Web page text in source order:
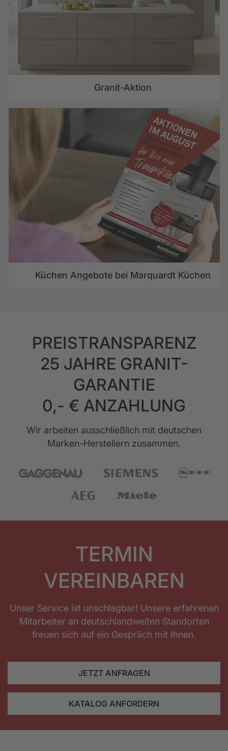
Granit-Aktion
Küchen Angebote bei Marquardt Küchen
PREISTRANSPARENZ
25 JAHRE GRANIT-
GARANTIE
0,- € ANZAHLUNG
Wir arbeiten ausschließlich mit deutschen
Marken-Herstellern zusammen.
TERMIN
VEREINBAREN
Unser Service ist unschlagbar! Unsere erfahrenen
Mitarbeiter an deutschlandweiten Standorten
freuen sich auf ein Gespräch mit Ihnen.
JETZT ANFRAGEN
KATALOG ANFORDERN